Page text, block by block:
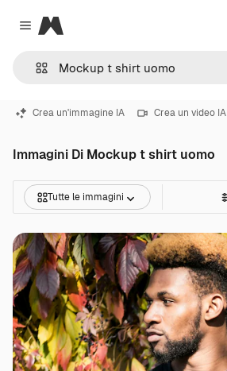
Close menu
Magnific
Crea un'immagine IA Crea un video IA
Immagini Di Mockup t shirt uomo
Tutte le immagini